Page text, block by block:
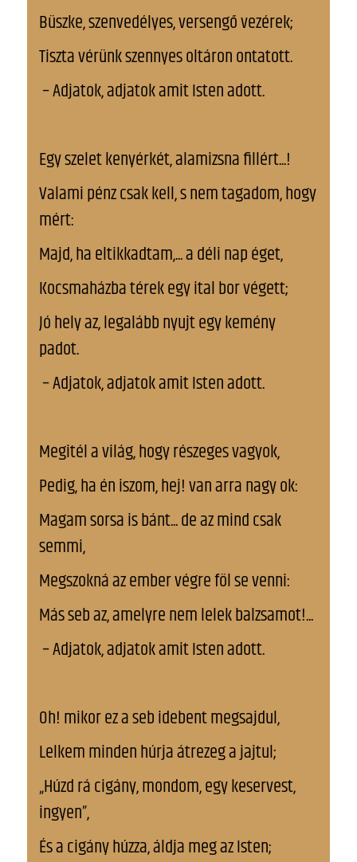
Büszke, szenvedélyes, versengő vezérek;
Tiszta vérünk szennyes oltáron ontatott.
– Adjatok, adjatok amit Isten adott.
Egy szelet kenyérkét, alamizsna fillért...!
Valami pénz csak kell, s nem tagadom, hogy
mért:
Majd, ha eltikkadtam,... a déli nap éget,
Kocsmaházba térek egy ital bor végett;
Jó hely az, legalább nyujt egy kemény
padot.
– Adjatok, adjatok amit Isten adott.
Megitél a világ, hogy részeges vagyok,
Pedig, ha én iszom, hej! van arra nagy ok:
Magam sorsa is bánt... de az mind csak
semmi,
Megszokná az ember végre föl se venni:
Más seb az, amelyre nem lelek balzsamot!...
– Adjatok, adjatok amit Isten adott.
Oh! mikor ez a seb idebent megsajdul,
Lelkem minden húrja átrezeg a jajtul;
„Húzd rá cigány, mondom, egy keservest,
ingyen”,
És a cigány húzza, áldja meg az Isten;